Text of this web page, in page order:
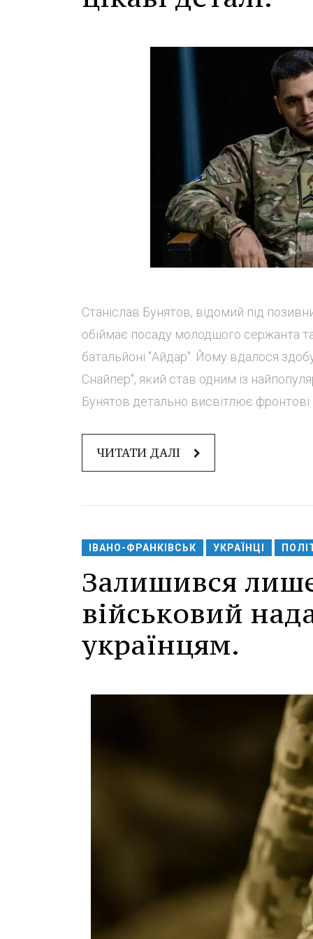
Станіслав Бунятов, відомий під
обіймає посаду молодшого сержанта
батальйоні "Айдар". Йому вдалося
Снайпер", який став одним із
Бунятов детально висвітлює фронтові
ЧИТАТИ ДАЛІ
ІВАНО-ФРАНКІВСЬК УКРАЇНЦІ
Залишився
військовий
українцям.